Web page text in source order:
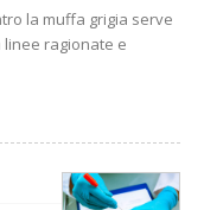
la muffa grigia serve
ragionate e